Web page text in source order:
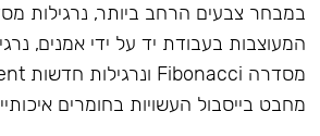
במבחר צבעים הרחב ביותר, נרגילות
המעוצבות בעבודת יד על ידי אמנים,
מחבט בייסבול העשויות בחומרים